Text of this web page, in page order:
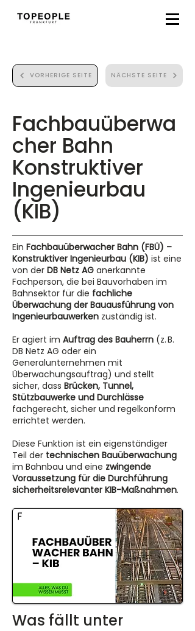
VORHERIGE SEITE NÄCHSTE SEITE
Fachbauüberwa
cher Bahn
Konstruktiver
Ingenieurbau
(KIB)
Ein Fachbauüberwacher Bahn (FBÜ) –
Konstruktiver Ingenieurbau (KIB) ist eine
von der DB Netz AG anerkannte
Fachperson, die bei Bauvorhaben im
Bahnsektor für die fachliche
Überwachung der Bauausführung von
Ingenieurbauwerken zuständig ist.
Er agiert im Auftrag des Bauherrn (z. B.
DB Netz AG oder ein
Generalunternehmen mit
Überwachungsauftrag) und stellt
sicher, dass Brücken, Tunnel,
Stützbauwerke und Durchlässe
fachgerecht, sicher und regelkonform
errichtet werden.
Diese Funktion ist ein eigenständiger
Teil der technischen Bauüberwachung
im Bahnbau und eine zwingende
Voraussetzung für die Durchführung
sicherheitsrelevanter KIB-Maßnahmen.
Was fällt unter